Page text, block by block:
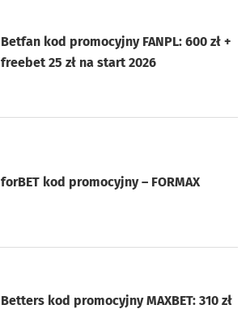
Betfan kod promocyjny FANPL: 600 zł +
freebet 25 zł na start 2026
forBET kod promocyjny – FORMAX
Betters kod promocyjny MAXBET: 310 zł